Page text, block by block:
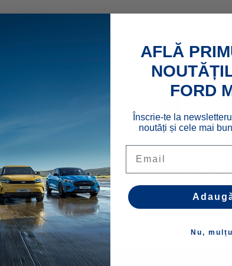
contactaţi dealerul dvs. Ford pentru costuri suplimentare de montare. Vă
la furnizori terți și pot avea diferite condiții de garanție, iar detaliile acestora pot
de către compania Ford Motor Company se face sub licență. Denumirea
AFLĂ
FORD
Înscrie-te la
noutăți și cele mai
Nu,